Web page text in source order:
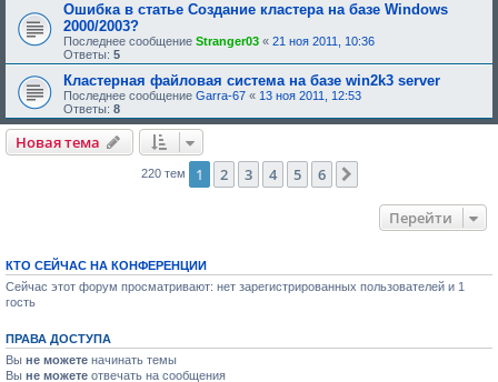
Ошибка в статье Создание кластера на базе Windows
2000/2003?
Последнее сообщение Stranger03 « 21 ноя 2011, 10:36
Ответы: 5
Кластерная файловая система на базе win2k3 server
Последнее сообщение Garra-67 « 13 ноя 2011, 12:53
Ответы: 8
Новая тема
220 тем 1 2 3 4 5 6
Перейти
КТО СЕЙЧАС НА КОНФЕРЕНЦИИ
Сейчас этот форум просматривают: нет зарегистрированных пользователей и 1
гость
ПРАВА ДОСТУПА
Вы не можете начинать темы
Вы не можете отвечать на сообщения